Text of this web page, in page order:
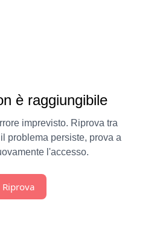
è raggiungibile
imprevisto. Riprova tra
problema persiste, prova a
l'accesso.
Riprova